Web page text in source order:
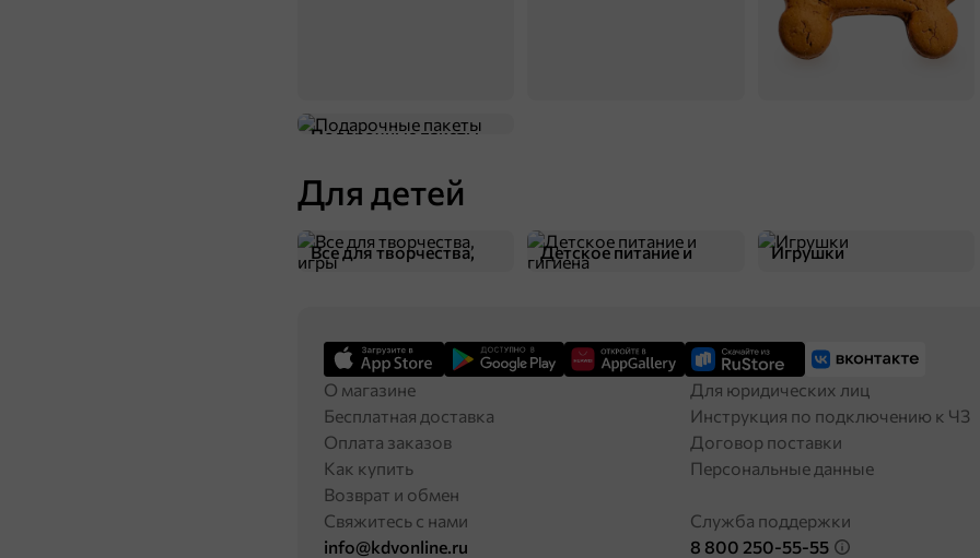
Подарочные пакеты
Для детей
Все для творчества,
игры
Детское питание и
Игрушки
О магазине
Бесплатная доставка
Оплата заказов
Как купить
Возврат и обмен
Для юридических лиц
Инструкция по подключению к ЧЗ
Договор поставки
Персональные данные
Свяжитесь с нами
info@kdvonline.ru
Служба поддержки
8 800 250-55-55